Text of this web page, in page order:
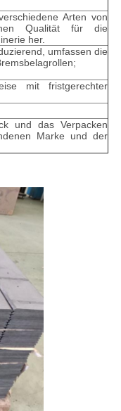
Arten von
Qualität für die
her.
umfassen die
mit fristgerechter
und das Verpacken
Marke und der